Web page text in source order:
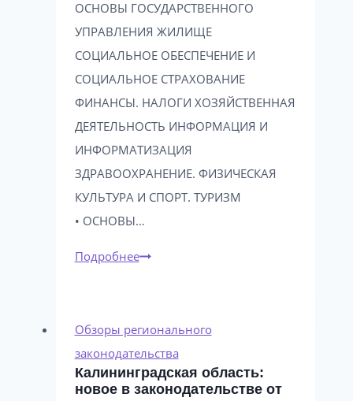
ОСНОВЫ ГОСУДАРСТВЕННОГО
УПРАВЛЕНИЯ ЖИЛИЩЕ
СОЦИАЛЬНОЕ ОБЕСПЕЧЕНИЕ И
СОЦИАЛЬНОЕ СТРАХОВАНИЕ
ФИНАНСЫ. НАЛОГИ ХОЗЯЙСТВЕННАЯ
ДЕЯТЕЛЬНОСТЬ ИНФОРМАЦИЯ И
ИНФОРМАТИЗАЦИЯ
ЗДРАВООХРАНЕНИЕ. ФИЗИЧЕСКАЯ
КУЛЬТУРА И СПОРТ. ТУРИЗМ
• ОСНОВЫ…
ПодробнееКалининградская
в
законодательстве
от
27.05.2025
Обзоры регионального
законодательства
Калининградская область:
новое в законодательстве от